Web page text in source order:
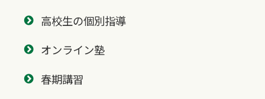
高校生の個別指導
オンライン塾
春期講習